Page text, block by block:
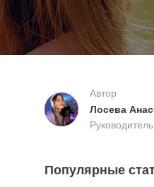
Автор
Лосева
Популярные